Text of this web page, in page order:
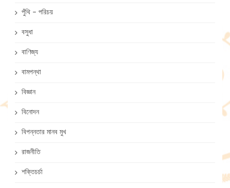
পুঁথি – পরিচয়
বসুধা
বাণিজ্য
বামপন্থা
বিজ্ঞান
বিনোদন
বিপন্নতার মানব মুখ
রাজনীতি
শক্তিচর্চা